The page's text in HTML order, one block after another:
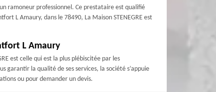
ramoneur professionnel. Ce prestataire est qualifié
L Amaury, dans le 78490, La Maison STENEGRE est
L Amaury
est celle qui est la plus plébiscitée par les
la qualité de ses services, la société s’appuie
ou pour demander un devis.